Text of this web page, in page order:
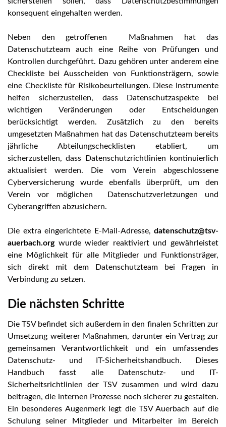
konsequent eingehalten werden.
Neben den getroffenen Maßnahmen hat das
Datenschutzteam auch eine Reihe von Prüfungen und
Kontrollen durchgeführt. Dazu gehören unter anderem eine
Checkliste bei Ausscheiden von Funktionsträgern, sowie
eine Checkliste für Risikobeurteilungen. Diese Instrumente
helfen sicherzustellen, dass Datenschutzaspekte bei
wichtigen Veränderungen oder Entscheidungen
berücksichtigt werden. Zusätzlich zu den bereits
umgesetzten Maßnahmen hat das Datenschutzteam bereits
jährliche Abteilungschecklisten etabliert, um
sicherzustellen, dass Datenschutzrichtlinien kontinuierlich
aktualisiert werden. Die vom Verein abgeschlossene
Cyberversicherung wurde ebenfalls überprüft, um den
Verein vor möglichen Datenschutzverletzungen und
Cyberangriffen abzusichern.
Die extra eingerichtete E-Mail-Adresse, datenschutz@tsv-
auerbach.orgwurde wieder reaktiviert und gewährleistet
eine Möglichkeit für alle Mitglieder und Funktionsträger,
sich direkt mit dem Datenschutzteam bei Fragen in
Verbindung zu setzen.
Die nächsten Schritte
Die TSV befindet sich außerdem in den finalen Schritten zur
Umsetzung weiterer Maßnahmen, darunter ein Vertrag zur
gemeinsamen Verantwortlichkeit und ein umfassendes
Datenschutz- und IT-Sicherheitshandbuch. Dieses
Handbuch fasst alle Datenschutz- und IT-
Sicherheitsrichtlinien der TSV zusammen und wird dazu
beitragen, die internen Prozesse noch sicherer zu gestalten.
Ein besonderes Augenmerk legt die TSV Auerbach auf die
Schulung seiner Mitglieder und Mitarbeiter im Bereich